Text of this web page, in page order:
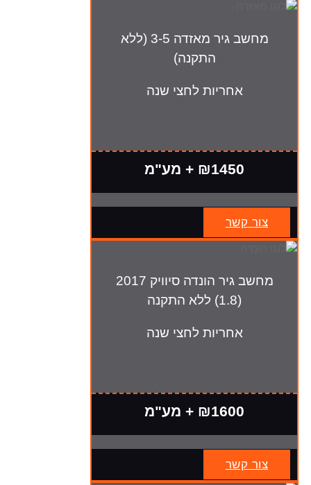
מחשב גיר מאזדה 3-5 (ללא
התקנה)
אחריות לחצי שנה
₪1450 + מע"מ
צור קשר
מחשב גיר הונדה סיוויק 2017
(1.8) ללא התקנה
אחריות לחצי שנה
₪1600 + מע"מ
צור קשר